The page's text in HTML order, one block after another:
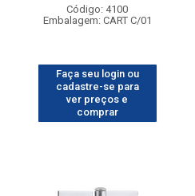
Código: 4100
Embalagem: CART C/01
Faça seu login ou
cadastre-se para
ver preços e
comprar